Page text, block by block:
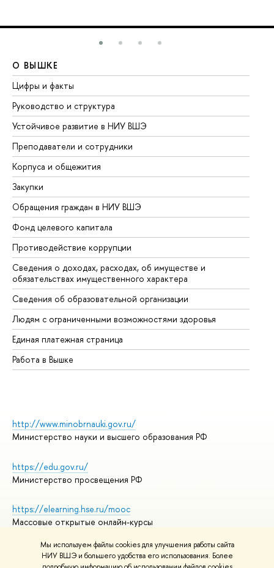
Мы используем файлы cookies для улучшения работы сайта
НИУ ВШЭ и большего удобства его использования. Более
О ВЫШКЕ
Цифры и факты
Руководство и структура
Устойчивое развитие в НИУ ВШЭ
Преподаватели и сотрудники
Корпуса и общежития
Закупки
Обращения граждан в НИУ ВШЭ
Фонд целевого капитала
Противодействие коррупции
Сведения о доходах, расходах, об имуществе и
обязательствах имущественного характера
Сведения об образовательной организации
Людям с ограниченными возможностями здоровья
Единая платежная страница
Работа в Вышке
http://www.minobrnauki.gov.ru/
Министерство науки и высшего образования РФ
https://edu.gov.ru/
Министерство просвещения РФ
https://elearning.hse.ru/mooc
Массовые открытые онлайн-курсы